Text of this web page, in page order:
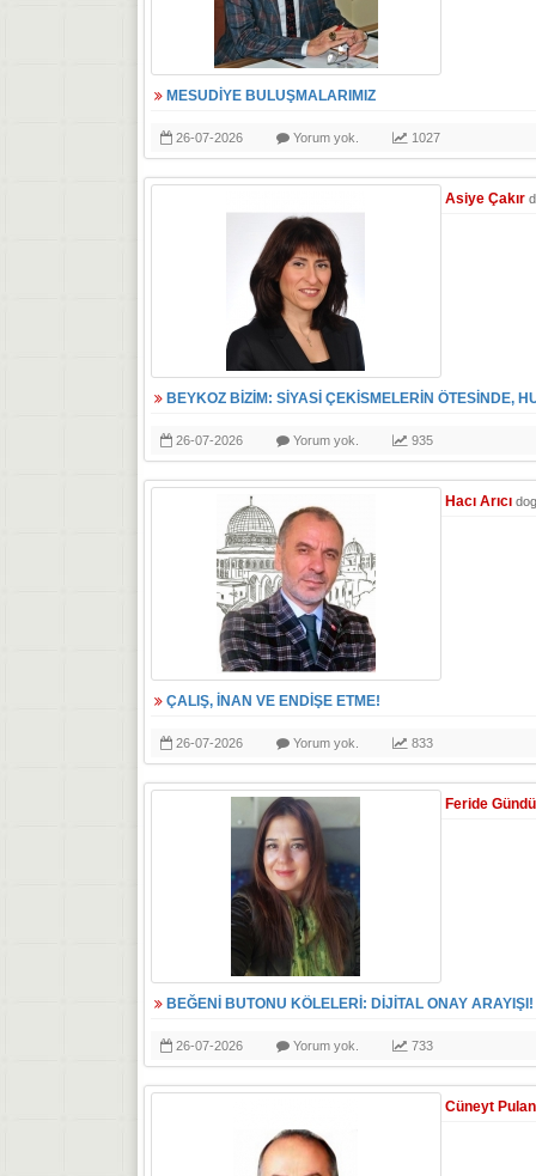
MESUDİYE BULUŞMALARIMIZ
26-07-2026 Yorum yok. 1027
Asiye Çakır
BEYKOZ BİZİM: SİYASİ ÇEKİSMELERİN ÖTESİNDE,
26-07-2026 Yorum yok. 935
Hacı Arıcı
ÇALIŞ, İNAN VE ENDİŞE ETME!
26-07-2026 Yorum yok. 833
Feride
BEĞENİ BUTONU KÖLELERİ: DİJİTAL ONAY ARAYIŞI!
26-07-2026 Yorum yok. 733
Cüneyt